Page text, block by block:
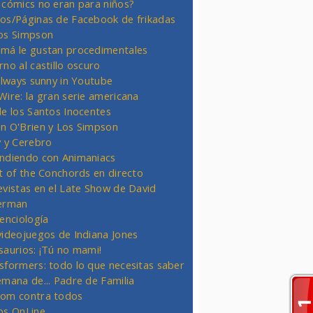
no eran para niños?
Páginas de Facebook de frikadas
Simpson
le gustan procedimentales
al castillo oscuro
sunny in Youtube
la gran serie americana
los Santos Inocentes
O'Brien y Los Simpson
y Cerebro
con Animaniacs
of the Conchords en directo
en el Late Show de David
de Indiana Jones
¡Tú no mami!
todo lo que necesitas saber
de... Padre de Familia
contra todos